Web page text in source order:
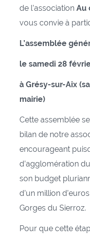
de l’association Au
vous convie à
L’assemblée
le samedi 28
à Grésy-sur-Aix
mairie)
Cette assemblée
bilan de notre
encourageant
d’agglomération
son budget
d’un million
Gorges du Sierroz.
Pour que cette